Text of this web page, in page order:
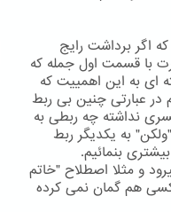
اگر برداشت رایج
با قسمت اول جمله که
چرا نکته ای به این اهمییت که
در عبارتی چنین بی ربط
نداشته چه ربطی به
به یکدیگر ربط
بنمائیم.
و مثلا اصطلاح "خاتم
کسی هم گمان نمی کرده